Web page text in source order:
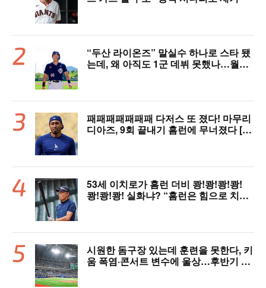
“두산 라이온즈” 말실수 하나로 스타 됐
는데, 왜 아직도 1군 데뷔 못했나…월간
패패패패패패패 다저스 또 졌다! 마무리
디아즈, 9회 끝내기 홈런에 무너졌다 [L
53세 이치로가 홈런 더비 쾅!쾅!쾅!쾅!
쾅!쾅!쾅! 실화냐? “홈런은 힘으로 치는
시원한 돔구장 있는데 훈련을 못한다, 키
움 폭염·콘서트 변수에 울상…후반기 상